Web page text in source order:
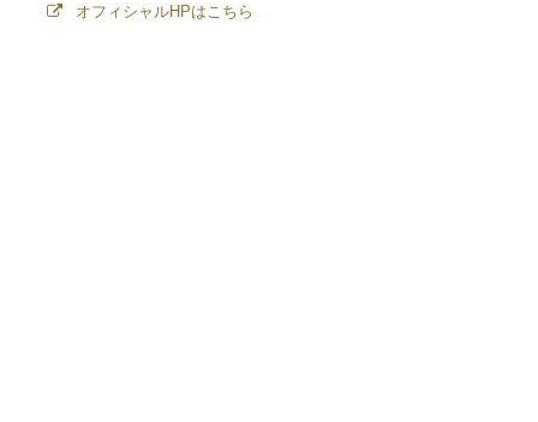
オフィシャルHPはこちら